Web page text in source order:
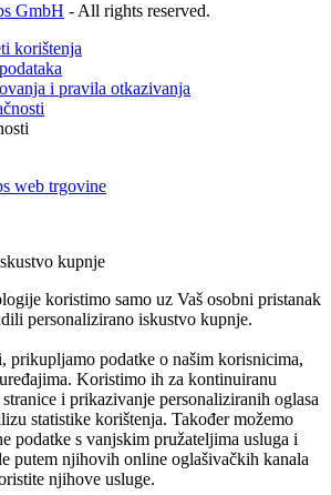
GmbH - All rights reserved.
korištenja
i pravila otkazivanja
web trgovine
kupnje
koristimo samo uz Vaš osobni pristanak
personalizirano iskustvo kupnje.
prikupljamo podatke o našim korisnicima,
Koristimo ih za kontinuiranu
i prikazivanje personaliziranih oglasa
statistike korištenja. Također možemo
podatke s vanjskim pružateljima usluga i
putem njihovih online oglašivačkih kanala
njihove usluge.